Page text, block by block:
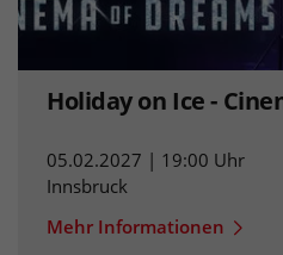
Holiday on Ice -
05.02.2027 | 19:00 Uhr
Innsbruck
Mehr Informationen